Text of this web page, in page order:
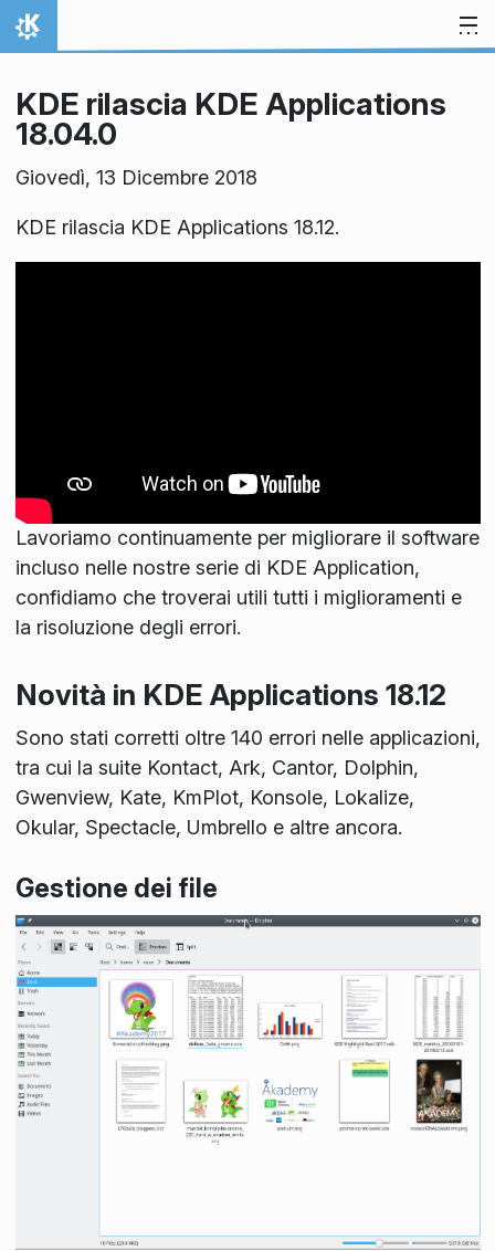
Passa al contenuto
Pagina iniziale
KDE rilascia KDE Applications
18.04.0
Giovedì, 13 Dicembre 2018
KDE rilascia KDE Applications 18.12.
Lavoriamo continuamente per migliorare il software
incluso nelle nostre serie di KDE Application,
confidiamo che troverai utili tutti i miglioramenti e
la risoluzione degli errori.
Novità in KDE Applications 18.12
Sono stati corretti oltre 140 errori nelle applicazioni,
tra cui la suite Kontact, Ark, Cantor, Dolphin,
Gwenview, Kate, KmPlot, Konsole, Lokalize,
Okular, Spectacle, Umbrello e altre ancora.
Gestione dei file